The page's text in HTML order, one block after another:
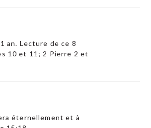
an. Lecture de ce 8
10 et 11; 2 Pierre 2 et
éternellement et à